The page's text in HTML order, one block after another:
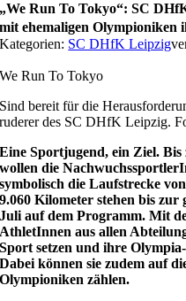
„We Run To Tokyo“: SC
mit ehemaligen Olympioniken
Kategorien: SC DHfK Leipzig
We Run To Tokyo
Sind bereit für die
ruderer des SC DHfK Leipzig.
Eine Sportjugend, ein Ziel.
wollen die
symbolisch die Laufstrecke
9.060 Kilometer stehen bis
Juli auf dem Programm. Mit
AthletInnen aus allen
Sport setzen und ihre
Dabei können sie zudem auf
Olympioniken zählen.